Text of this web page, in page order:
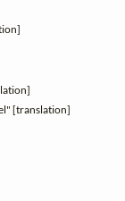
[translation]